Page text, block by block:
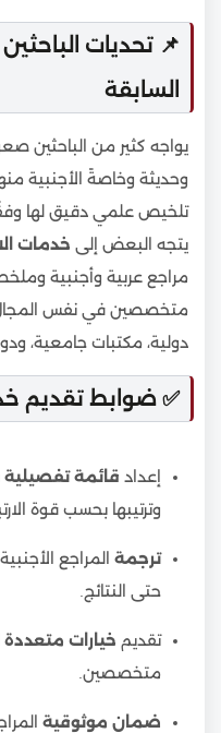
📌 تحديات
السابقة
يواجه كثير من الباحثين
وحديثة وخاصةً الأجنبية
تلخيص علمي دقيق لها وفقًا
يتجه البعض إلى خدمات
مراجع عربية وأجنبية
متخصصين في نفس
دولية، مكتبات جامعية،
✅ ضوابط تقديم
إعداد قائمة تفصيلية
وترتيبها بحسب قوة
ترجمة المراجع
حتى النتائج.
تقديم خيارات متعددة
متخصصين.
ضمان موثوقية